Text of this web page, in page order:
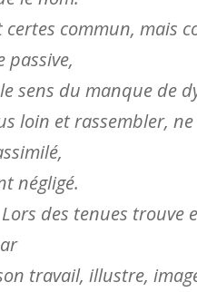
certes commun, mais
passive,
sens du manque de
loin et rassembler,
négligé.
Lors des tenues
travail, illustre,